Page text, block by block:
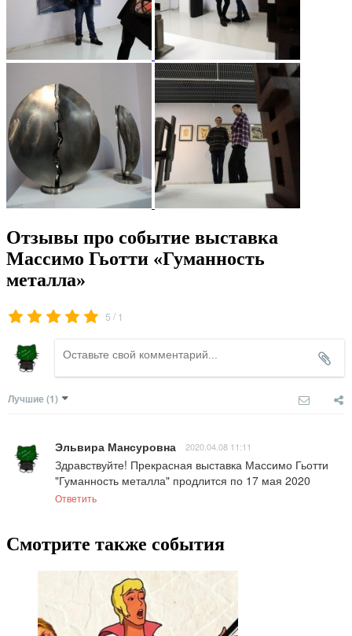
Отзывы про событие выставка
Массимо Гьотти «Гуманность
металла»
5 / 1
Лучшие (1)
Эльвира Мансуровна 2020.04.08 11:11
Здравствуйте! Прекрасная выставка Массимо Гьотти
"Гуманность металла" продлится по 17 мая 2020
Ответить
Смотрите также события